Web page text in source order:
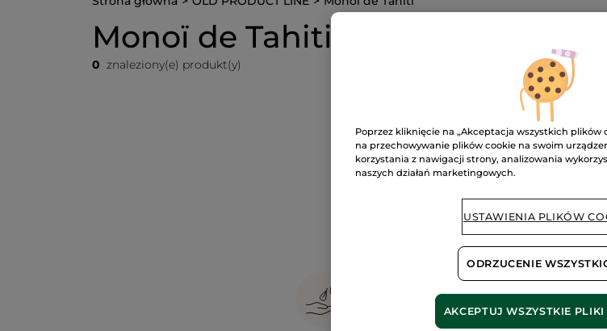
Monoï de Tahiti
0 znaleziony(e) produkt(y)
ekstrakty
Poprzez kliknięcie na „Akceptacja wszystkich plików
na przechowywanie plików cookie na swoim
korzystania z nawigacji strony, analizowania
naszych działań marketingowych.
USTAWIENIA PLIKÓW
ODRZUCENIE
AKCEPTUJ WSZYSTKIE